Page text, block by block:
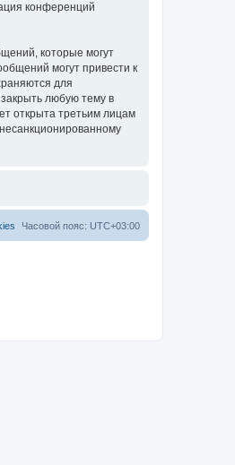
конференций
которые могут
могут привести к
для
любую тему в
открыта третьим лицам
Часовой пояс: UTC+03:00